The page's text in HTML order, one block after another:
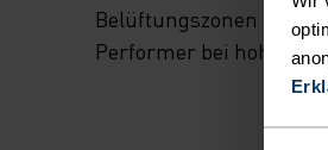
Belüftungszonen und
Performer bei hohen